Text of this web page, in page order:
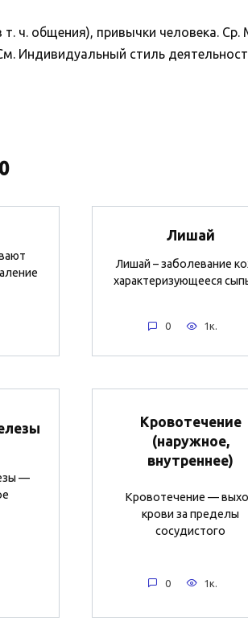
ч. общения), привычки человека. Ср.
Индивидуальный стиль
Лишай
Лишай – заболевание
характеризующееся
0 1к.
—
Кровотечение
(наружное,
внутреннее)
Кровотечение —
крови за пределы
сосудистого
0 1к.